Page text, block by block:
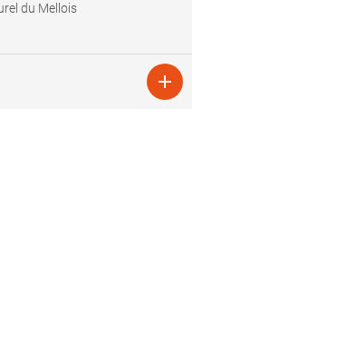
du Mellois
